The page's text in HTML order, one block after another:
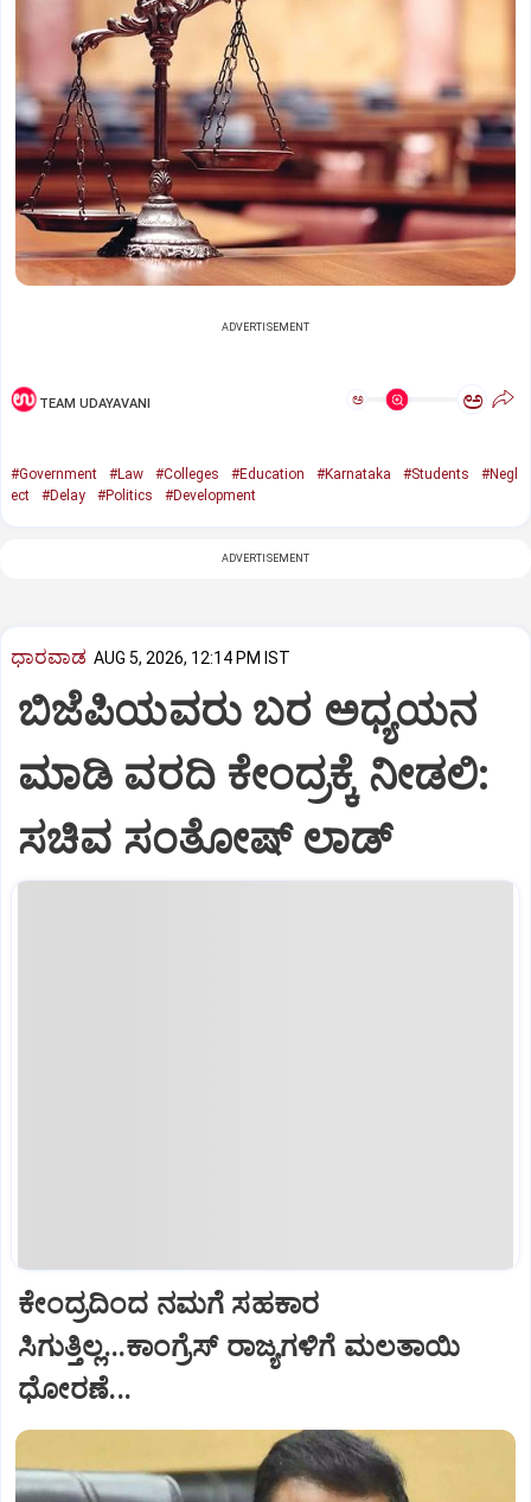
ADVERTISEMENT
TEAM UDAYAVANI ಅ ಅ
#Government #Law #Colleges #Education #Karnataka #Students
#Negl
ect
#Delay #Politics #Development
ADVERTISEMENT
ಧಾರವಾಡ AUG 5, 2026, 12:14 PM IST
ಬಿಜೆಪಿಯವರು ಬರ ಅಧ್ಯಯನ
ಮಾಡಿ ವರದಿ ಕೇಂದ್ರಕ್ಕೆ ನೀಡಲಿ‌:
ಸಚಿವ ಸಂತೋಷ್ ಲಾಡ್
ಕೇಂದ್ರದಿಂದ ನಮಗೆ ಸಹಕಾರ
ಸಿಗುತ್ತಿಲ್ಲ...ಕಾಂಗ್ರೆಸ್ ರಾಜ್ಯಗಳಿಗೆ ಮಲತಾಯಿ
ಧೋರಣೆ...